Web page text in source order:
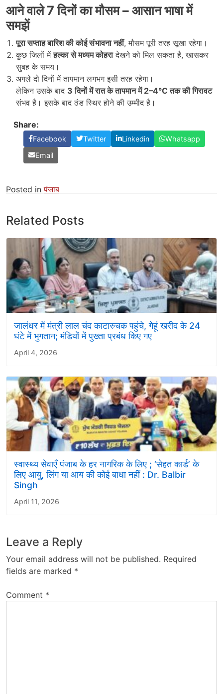
आने वाले7दिनों का मौसम– आसान भाषा में
समझें
पूरा सप्ताह बारिश की कोई संभावना नहीं, मौसम पूरी तरह सूखा रहेगा।
कुछ जिलों मेंहल्का से मध्यम कोहरादेखने को मिल सकता है, खासकर
सुबह के समय।
अगले दो दिनों में तापमान लगभग इसी तरह रहेगा।
लेकिन उसके बाद 3दिनों में रात के तापमान में 2–4°Cतक की गिरावट
संभव है। इसके बाद ठंड स्थिर होने की उम्मीद है।
Share:
Facebook Twitter Linkedin
Whatsapp
Email
Posted inपंजाब
Related Posts
जालंधर में मंत्री लाल चंद काटारुचक पहुंचे, गेहूं खरीद के 24
घंटे में भुगतान; मंडियों में पुख्ता प्रबंध किए गए
April 4, 2026
स्वास्थ्य सेवाएँ पंजाब के हर नागरिक के लिए ; ‘सेहत कार्ड’ के
लिए आयु, लिंग या आय की कोई बाधा नहीं : Dr. Balbir
Singh
April 11, 2026
Leave a Reply
Your email address will not be published. Required
fields are marked *
Comment *